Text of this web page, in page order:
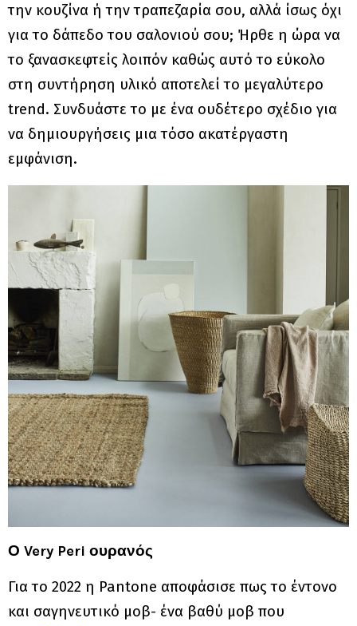
την κουζίνα ή την τραπεζαρία σου, αλλά ίσως όχι
για το δάπεδο του σαλονιού σου; Ήρθε η ώρα να
το ξανασκεφτείς λοιπόν καθώς αυτό το εύκολο
στη συντήρηση υλικό αποτελεί το μεγαλύτερο
trend. Συνδυάστε το με ένα ουδέτερο σχέδιο για
να δημιουργήσεις μια τόσο ακατέργαστη
εμφάνιση.
Ο Very Peri ουρανός
Για το 2022 η Pantone αποφάσισε πως το έντονο
και σαγηνευτικό μοβ- ένα βαθύ μοβ που